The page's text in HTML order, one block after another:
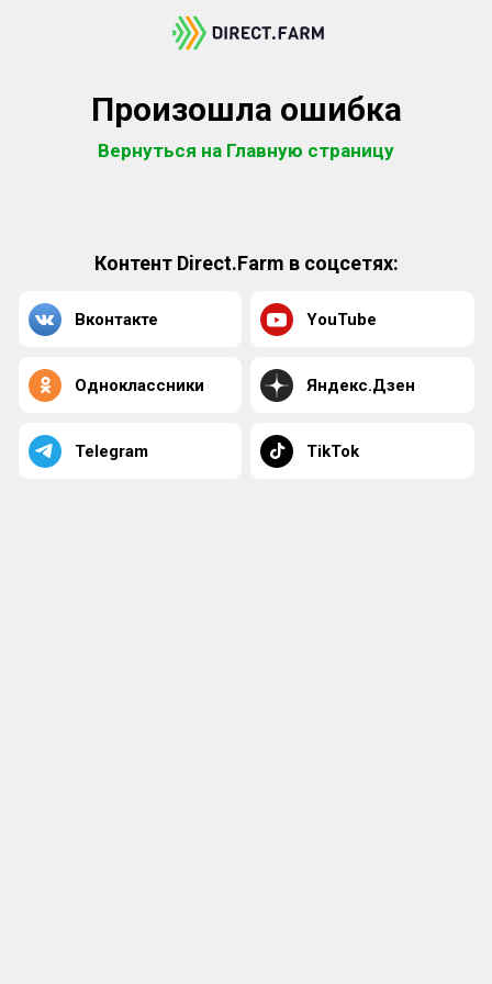
Произошла ошибка
Вернуться на Главную страницу
Контент Direct.Farm в соцсетях:
Вконтакте YouTube
Одноклассники Яндекс.Дзен
Telegram TikTok